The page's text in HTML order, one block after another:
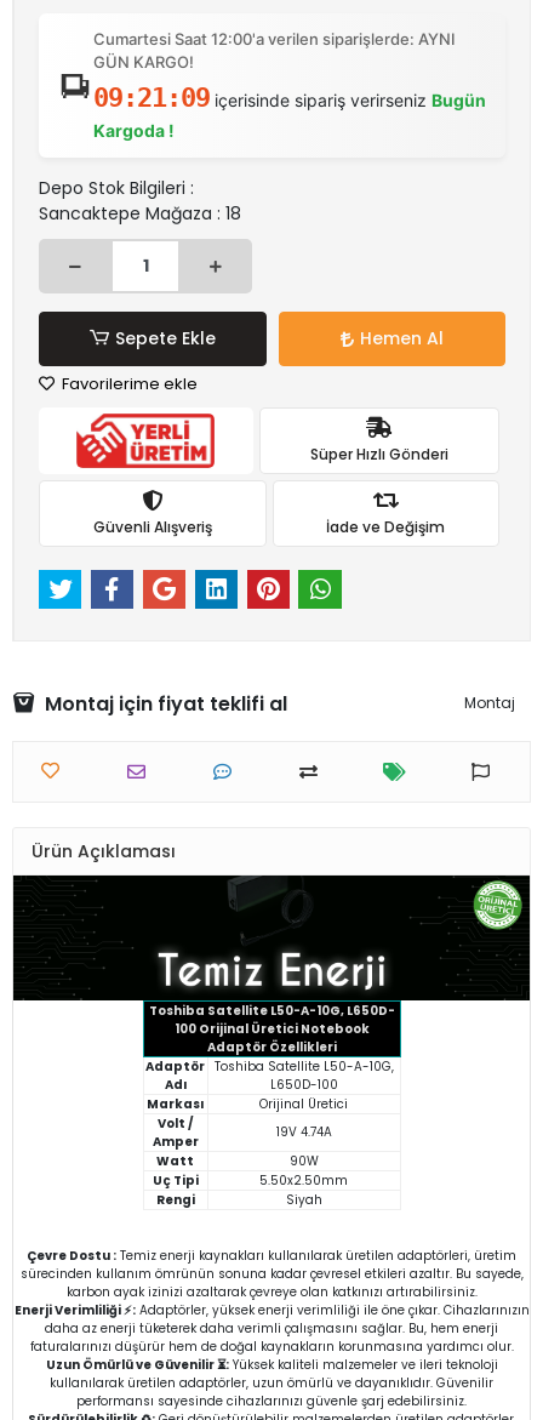
Cumartesi Saat 12:00'a verilen siparişlerde: AYNI
GÜN KARGO!
09:21:09içerisinde sipariş verirseniz Bugün
Kargoda !
Depo Stok Bilgileri :
Sancaktepe Mağaza : 18
Sepete Ekle Hemen Al
Favorilerime ekle
Süper Hızlı Gönderi
Güvenli Alışveriş İade ve Değişim
Montaj için fiyat teklifi al Montaj
Ürün Açıklaması
Toshiba Satellite L50-A-10G, L650D-
100 Orijinal Üretici Notebook
Adaptör Özellikleri
Adaptör
Adı
Toshiba Satellite L50-A-10G,
L650D-100
Markası
Orijinal Üretici
Volt /
Amper
19V 4.74A
Watt
90W
Uç Tipi
5.50x2.50mm
Rengi
Siyah
Çevre Dostu : Temiz enerji kaynakları kullanılarak üretilen adaptörleri, üretim
sürecinden kullanım ömrünün sonuna kadar çevresel etkileri azaltır. Bu sayede,
karbon ayak izinizi azaltarak çevreye olan katkınızı artırabilirsiniz.
Enerji Verimliliği ⚡:Adaptörler, yüksek enerji verimliliği ile öne çıkar. Cihazlarınızın
daha az enerji tüketerek daha verimli çalışmasını sağlar. Bu, hem enerji
faturalarınızı düşürür hem de doğal kaynakların korunmasına yardımcı olur.
Uzun Ömürlü ve Güvenilir ⏳:Yüksek kaliteli malzemeler ve ileri teknoloji
kullanılarak üretilen adaptörler, uzun ömürlü ve dayanıklıdır. Güvenilir
performansı sayesinde cihazlarınızı güvenle şarj edebilirsiniz.